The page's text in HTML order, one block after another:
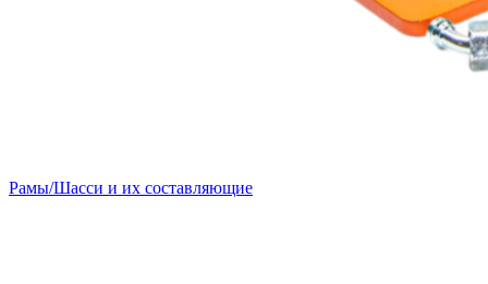
Рамы/Шасси и их составляющие